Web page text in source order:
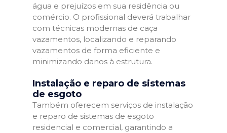
água e prejuízos em sua residência ou
comércio. O profissional deverá trabalhar
com técnicas modernas de caça
vazamentos, localizando e reparando
vazamentos de forma eficiente e
minimizando danos à estrutura.
Instalação e reparo de sistemas
de esgoto
Também oferecem serviços de instalação
e reparo de sistemas de esgoto
residencial e comercial, garantindo a